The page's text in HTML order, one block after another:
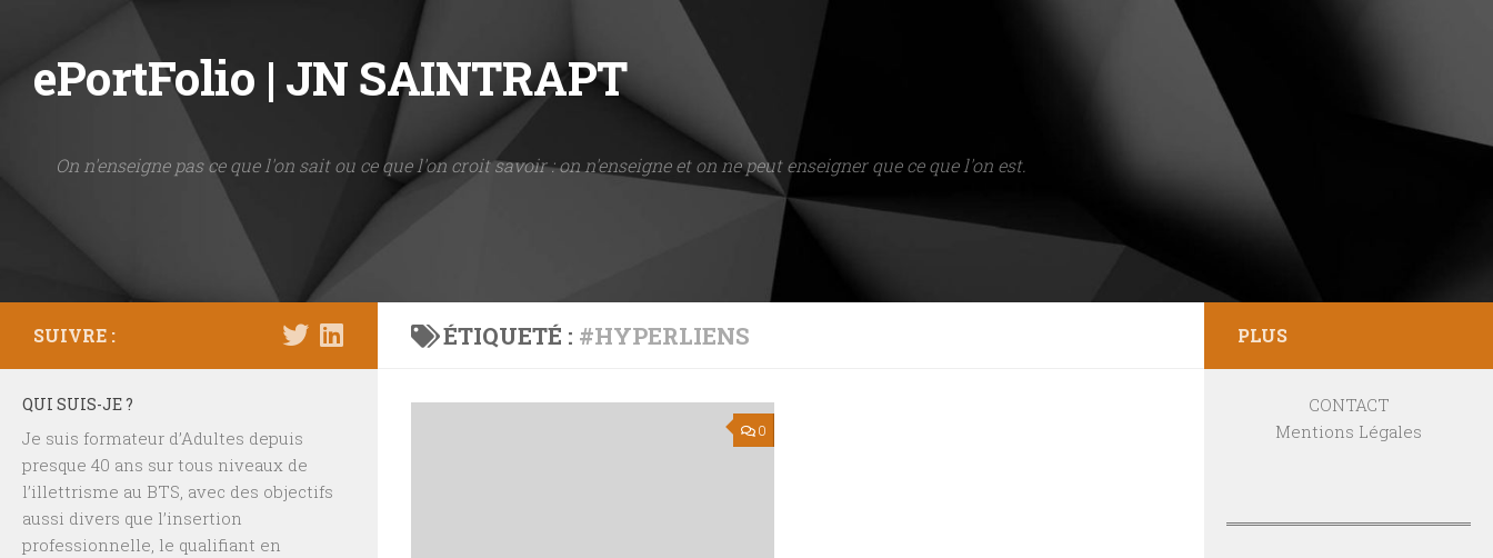
Skip to content
ePortFolio | JN SAINTRAPT
On n'enseigne pas ce que l'on sait ou ce que l'on croit savoir : on n'enseigne et on ne peut enseigner que ce que l'on est.
ÉTIQUETÉ : #HYPERLIENS
0
SUIVRE :
QUI SUIS-JE ?
Je suis formateur d’Adultes depuis
presque 40 ans sur tous niveaux de
l’illettrisme au BTS, avec des objectifs
aussi divers que l’insertion
professionnelle, le qualifiant en
PLUS
CONTACT
Mentions Légales